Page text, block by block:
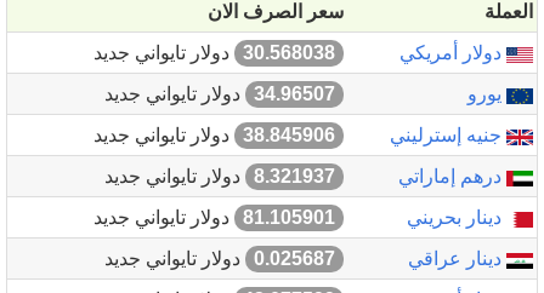
العملة
سعر الصرف الان
دولار أمريكي
30.568038
دولار تايواني جديد
يورو
34.96507
دولار تايواني جديد
جنيه إسترليني
38.845906
دولار تايواني جديد
درهم إماراتي
8.321937
دولار تايواني جديد
دينار بحريني
81.105901
دولار تايواني جديد
دينار عراقي
0.025687
دولار تايواني جديد